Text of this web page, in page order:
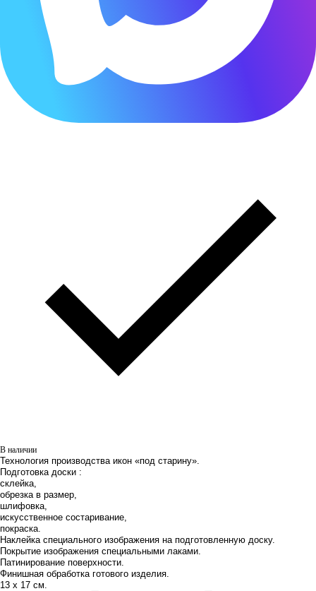
В наличии
Технология производства икон «под старину».
Подготовка доски :
склейка,
обрезка в размер,
шлифовка,
искусственное состаривание,
покраска.
Наклейка специального изображения на подготовленную доску.
Покрытие изображения специальными лаками.
Патинирование поверхности.
Финишная обработка готового изделия.
13 х 17 см.